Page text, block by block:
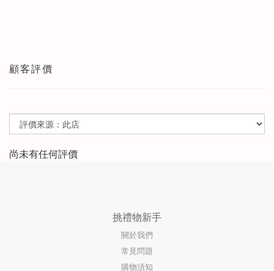
顧客評價
尚未有任何評價
挑禮物新手
關於我們
常見問題
購物須知